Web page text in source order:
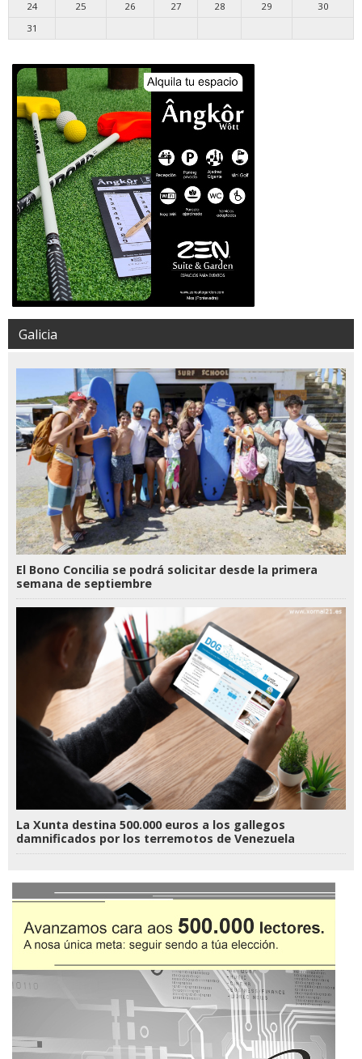
24
25 26 27 28 29
30
31
Galicia
El Bono Concilia se podrá solicitar desde la primera
semana de septiembre
La Xunta destina 500.000 euros a los gallegos
damnificados por los terremotos de Venezuela